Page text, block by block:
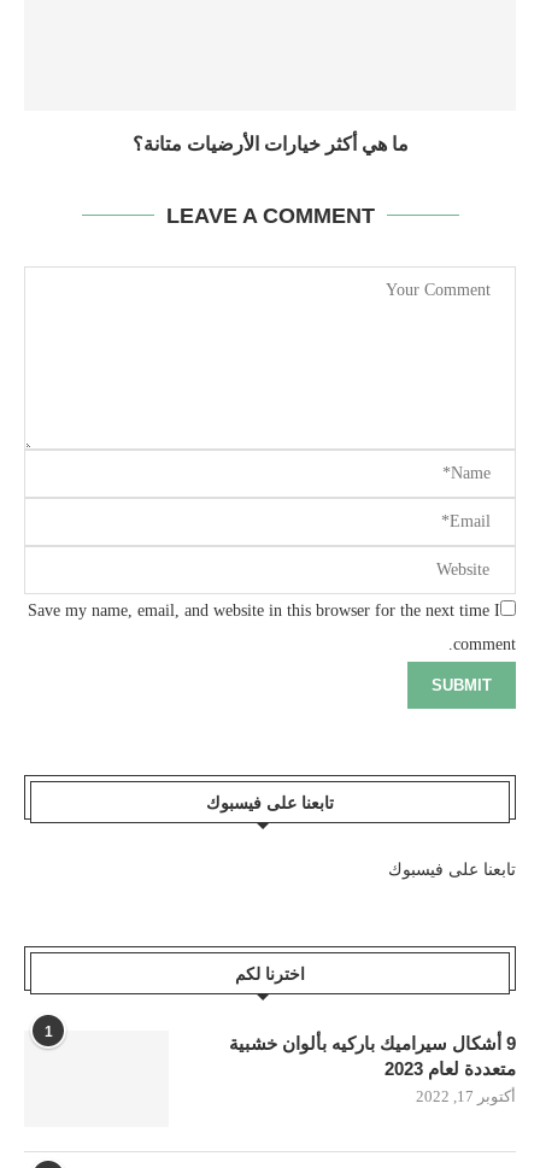
ما هي أكثر خيارات الأرضيات متانة؟
LEAVE A COMMENT
Save my name, email, and website in this browser for the next time I
comment.
تابعنا على فيسبوك
تابعنا على فيسبوك
اخترنا لكم
1
9 أشكال سيراميك باركيه بألوان خشبية
متعددة لعام 2023
أكتوبر 17, 2022